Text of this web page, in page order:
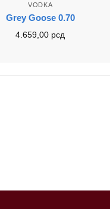
VODKA
Grey Goose 0.70
4.659,00 рсд